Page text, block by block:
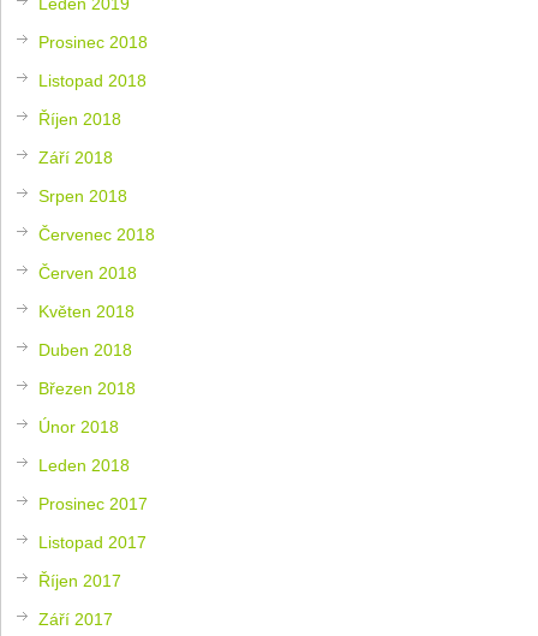
Prosinec 2018
Listopad 2018
Říjen 2018
Září 2018
Srpen 2018
Červenec 2018
Červen 2018
Květen 2018
Duben 2018
Březen 2018
Únor 2018
Leden 2018
Prosinec 2017
Listopad 2017
Říjen 2017
Září 2017